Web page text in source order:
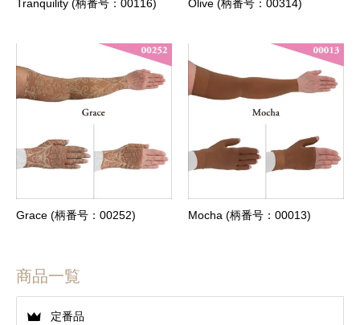
Tranquility (柄番号：00116) Olive (柄番号：00314)
Grace (柄番号：00252) Mocha (柄番号：00013)
商品一覧
定番品